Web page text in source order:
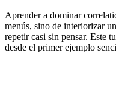
Aprender a dominar
menús, sino de interiorizar
repetir casi sin pensar. Este
desde el primer ejemplo